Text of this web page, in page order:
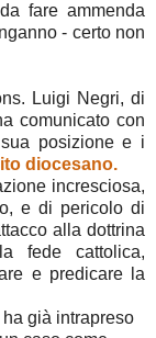
fare ammenda
- certo non
Luigi Negri, di
comunicato con
posizione e i
diocesano.
incresciosa,
e di pericolo di
alla dottrina
fede cattolica,
e predicare la
già intrapreso